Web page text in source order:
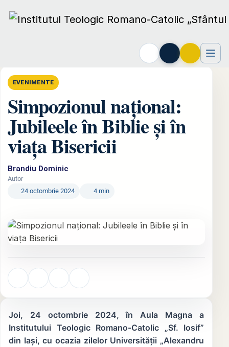
Simpozionul național: Jubileele în Biblie și în
EVENIMENTE
Simpozionul național:
Jubileele în Biblie și în
viața Bisericii
Brandiu Dominic
Autor
24 octombrie 2024
4 min
Joi, 24 octombrie 2024, în Aula Magna a
Institutului Teologic Romano-Catolic „Sf. Iosif”
din Iași, cu ocazia zilelor Universității „Alexandru